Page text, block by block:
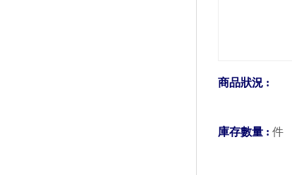
商品狀況 :
庫存數量 : 件